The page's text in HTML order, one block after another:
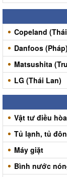
Copeland
Danfoos (Pháp)
Matsushita
LG (Thái Lan)
Vật tư điều hòa
Tủ lạnh, tủ
Máy giặt
Bình nước